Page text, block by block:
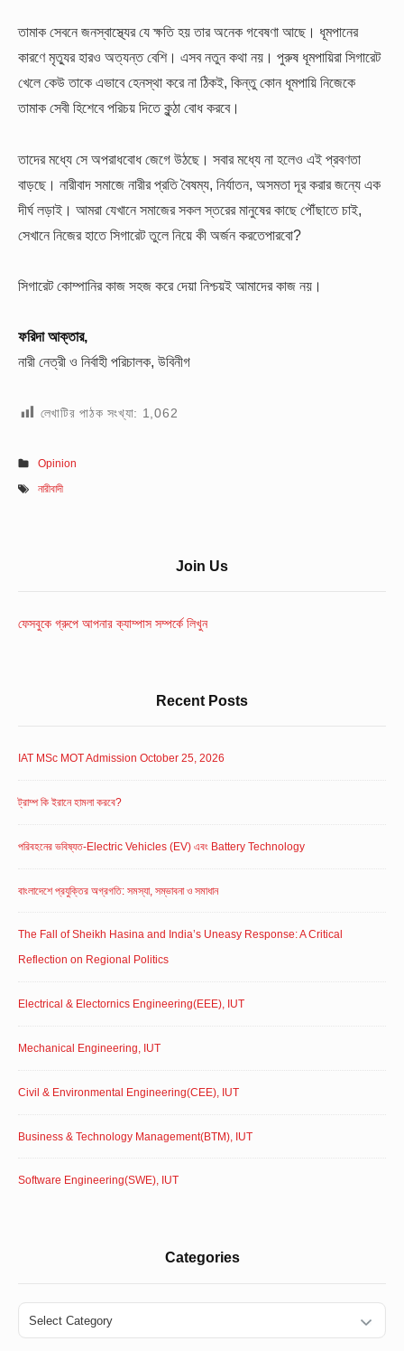
তামাক সেবনে জনস্বাস্থ্যের যে ক্ষতি হয় তার অনেক গবেষণা আছে। ধূমপানের
কারণে মৃত্যুর হারও অত্যন্ত বেশি। এসব নতুন কথা নয়। পুরুষ ধূমপায়িরা সিগারেট
খেলে কেউ তাকে এভাবে হেনস্থা করে না ঠিকই, কিন্তু কোন ধূমপায়ি নিজেকে
তামাক সেবী হিশেবে পরিচয় দিতে কুন্ঠা বোধ করবে।
তাদের মধ্যে সে অপরাধবোধ জেগে উঠছে। সবার মধ্যে না হলেও এই প্রবণতা
বাড়ছে। নারীবাদ সমাজে নারীর প্রতি বৈষম্য, নির্যাতন, অসমতা দূর করার জন্যে এক
দীর্ঘ লড়াই। আমরা যেখানে সমাজের সকল স্তরের মানুষের কাছে পৌঁছাতে চাই,
সেখানে নিজের হাতে সিগারেট তুলে নিয়ে কী অর্জন করতেপারবো?
সিগারেট কোম্পানির কাজ সহজ করে দেয়া নিশ্চয়ই আমাদের কাজ নয়।
ফরিদা আক্তার,
নারী নেত্রী ও নির্বাহী পরিচালক, উবিনীগ
লেখাটির পাঠক সংখ্যা: 1,062
Opinion
নারীবাদী
Area
Join Us
ফেসবুকে গ্রুপে আপনার ক্যাম্পাস সম্পর্কে লিখুন
Recent Posts
IAT MSc MOT Admission October 25, 2026
ট্রাম্প কি ইরানে হামলা করবে?
পরিবহনের ভবিষ্যত-Electric Vehicles (EV) এবং Battery Technology
বাংলাদেশে প্রযুক্তির অগ্রগতি: সমস্যা, সম্ভাবনা ও সমাধান
The Fall of Sheikh Hasina and India’s Uneasy Response: A Critical
Reflection on Regional Politics
Electrical & Electornics Engineering(EEE), IUT
Mechanical Engineering, IUT
Civil & Environmental Engineering(CEE), IUT
Business & Technology Management(BTM), IUT
Software Engineering(SWE), IUT
Categories
Categories